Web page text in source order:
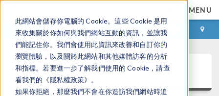
此網站會儲存你電腦的 Cookie。這些 Cookie 是用
來收集關於你如何與我們網站互動的資訊，並讓我
們能記住你。我們會使用此資訊來改善和自訂你的
瀏覽體驗，以及關於此網站和其他媒體訪客的分析
和指標。若要進一步了解我們使用的 Cookie，請查
看我們的《隱私權政策》。
如果你拒絕，那麼我們不會在你造訪我們網站時追
MENU
登录 咨询与购买
案例下载